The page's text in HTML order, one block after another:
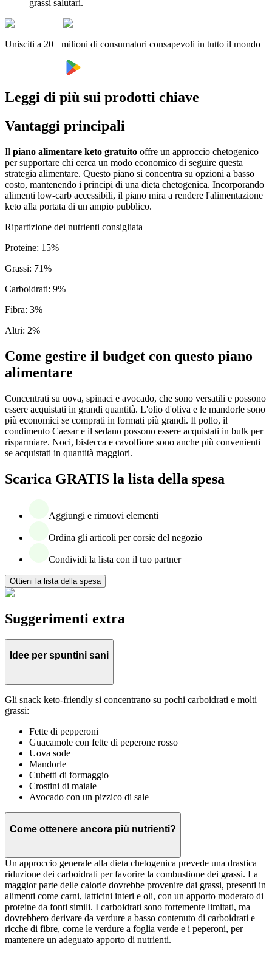
grassi salutari.
Unisciti a 20+ milioni di consumatori consapevoli in tutto il mondo
Leggi di più sui prodotti chiave
Vantaggi principali
Il piano alimentare keto gratuito offre un approccio chetogenico
per supportare chi cerca un modo economico di seguire questa
strategia alimentare. Questo piano si concentra su opzioni a basso
costo, mantenendo i principi di una dieta chetogenica. Incorporando
alimenti low-carb accessibili, il piano mira a rendere l'alimentazione
keto alla portata di un ampio pubblico.
Ripartizione dei nutrienti consigliata
Proteine: 15%
Grassi: 71%
Carboidrati: 9%
Fibra: 3%
Altri: 2%
Come gestire il budget con questo piano
alimentare
Concentrati su uova, spinaci e avocado, che sono versatili e possono
essere acquistati in grandi quantità. L'olio d'oliva e le mandorle sono
più economici se comprati in formati più grandi. Il pollo, il
condimento Caesar e il sedano possono essere acquistati in bulk per
risparmiare. Noci, bistecca e cavolfiore sono anche più convenienti
se acquistati in quantità maggiori.
Scarica GRATIS la lista della spesa
Aggiungi e rimuovi elementi
Ordina gli articoli per corsie del negozio
Condividi la lista con il tuo partner
Ottieni la lista della spesa
Suggerimenti extra
Idee per spuntini sani
Gli snack keto-friendly si concentrano su pochi carboidrati e molti
grassi:
Fette di pepperoni
Guacamole con fette di peperone rosso
Uova sode
Mandorle
Cubetti di formaggio
Crostini di maiale
Avocado con un pizzico di sale
Come ottenere ancora più nutrienti?
Un approccio generale alla dieta chetogenica prevede una drastica
riduzione dei carboidrati per favorire la combustione dei grassi. La
maggior parte delle calorie dovrebbe provenire dai grassi, presenti in
alimenti come carni, latticini interi e oli, con un apporto moderato di
proteine da fonti simili. I carboidrati sono fortemente limitati, ma
dovrebbero derivare da verdure a basso contenuto di carboidrati e
ricche di fibre, come le verdure a foglia verde e i peperoni, per
mantenere un adeguato apporto di nutrienti.